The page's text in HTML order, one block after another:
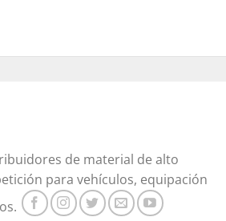
Las
la
página
de
producto
de material de alto
para vehículos, equipación